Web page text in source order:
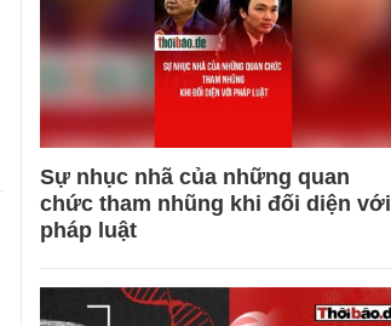
Sự nhục nhã của những quan
chức tham nhũng khi đối diện với
pháp luật